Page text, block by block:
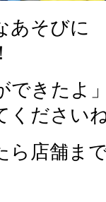
あそびに
できたよ
ください
ら店舗ま